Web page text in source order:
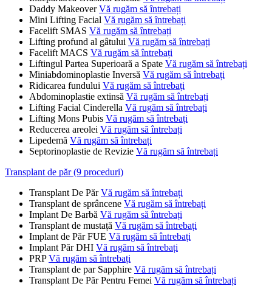
Daddy Makeover Vă rugăm să întrebați
Mini Lifting Facial Vă rugăm să întrebați
Facelift SMAS Vă rugăm să întrebați
Lifting profund al gâtului Vă rugăm să întrebați
Facelift MACS Vă rugăm să întrebați
Liftingul Partea Superioară a Spate Vă rugăm să întrebați
Miniabdominoplastie Inversă Vă rugăm să întrebați
Ridicarea fundului Vă rugăm să întrebați
Abdominoplastie extinsă Vă rugăm să întrebați
Lifting Facial Cinderella Vă rugăm să întrebați
Lifting Mons Pubis Vă rugăm să întrebați
Reducerea areolei Vă rugăm să întrebați
Lipedemă Vă rugăm să întrebați
Septorinoplastie de Revizie Vă rugăm să întrebați
Transplant de păr (9 proceduri)
Transplant De Păr Vă rugăm să întrebați
Transplant de sprâncene Vă rugăm să întrebați
Implant De Barbă Vă rugăm să întrebați
Transplant de mustață Vă rugăm să întrebați
Implant de Păr FUE Vă rugăm să întrebați
Implant Păr DHI Vă rugăm să întrebați
PRP Vă rugăm să întrebați
Transplant de par Sapphire Vă rugăm să întrebați
Transplant De Păr Pentru Femei Vă rugăm să întrebați